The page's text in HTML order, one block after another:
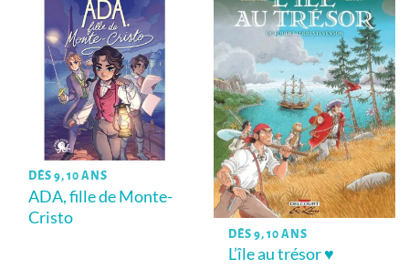
DÈS 9, 10 ANS
ADA, fille de Monte-
Cristo
DÈS 9, 10 ANS
L’île au trésor ♥